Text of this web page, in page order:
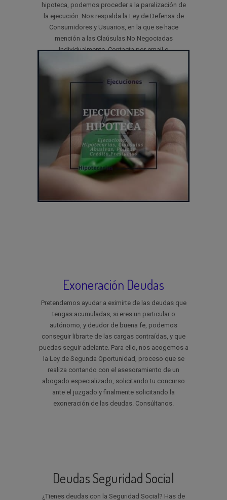
hipoteca, podemos proceder a la paralización de
la ejecución. Nos respalda la Ley de Defensa de
Consumidores y Usuarios, en la que se hace
mención a las Claúsulas No Negociadas
Individualmente. Contacta por email o
Exoneración Deudas
Pretendemos ayudar a eximirte de las deudas que
tengas acumuladas, si eres un particular o
autónomo, y deudor de buena fe, podemos
conseguir librarte de las cargas contraídas, y que
puedas seguir adelante. Para ello, nos acogemos a
la Ley de Segunda Oportunidad, proceso que se
realiza contando con el asesoramiento de un
abogado especializado, solicitando tu concurso
ante el juzgado y finalmente solicitando la
exoneración de las deudas. Consúltanos.
Deudas Seguridad Social
¿Tienes deudas con la Seguridad Social? Has de